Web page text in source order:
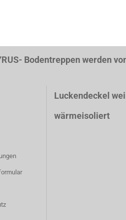
werden vom
Luckendeckel
wärmeisoliert